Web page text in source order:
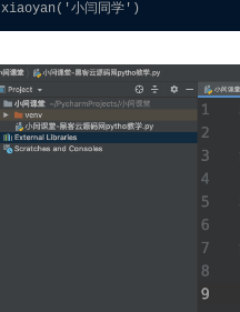
xiaoyan('小闫同学')